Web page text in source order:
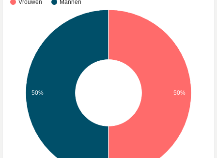
Vrouwen Mannen
50% 50%